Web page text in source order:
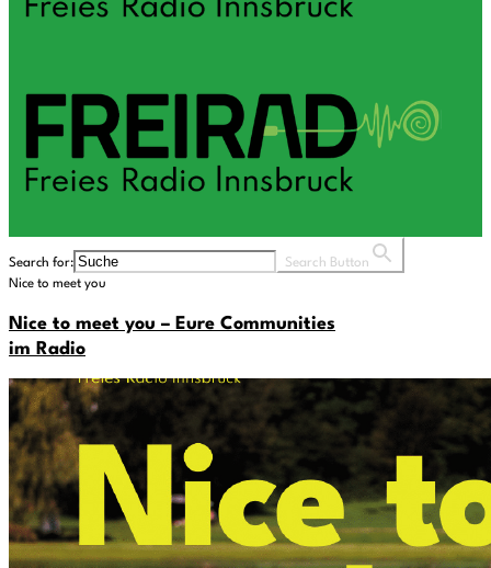
Search for:
Search Button
Nice to meet you
Nice to meet you – Eure Communities
im Radio